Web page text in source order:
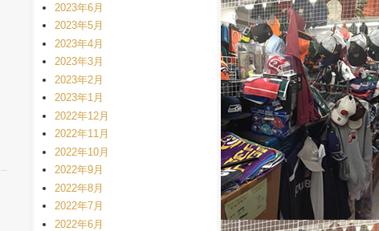
2023年6月
2023年5月
2023年4月
2023年3月
2023年2月
2023年1月
2022年12月
2022年11月
2022年10月
2022年9月
2022年8月
2022年7月
2022年6月